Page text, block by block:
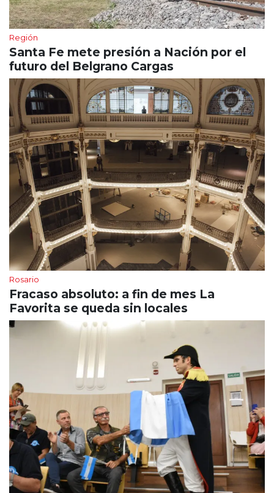
Región
Santa Fe mete presión a Nación por el
futuro del Belgrano Cargas
Rosario
Fracaso absoluto: a fin de mes La
Favorita se queda sin locales